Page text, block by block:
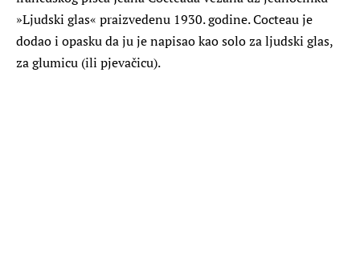
»Ljudski glas« praizvedenu 1930. godine. Cocteau je
dodao i opasku da ju je napisao kao solo za ljudski glas,
za glumicu (ili pjevačicu).